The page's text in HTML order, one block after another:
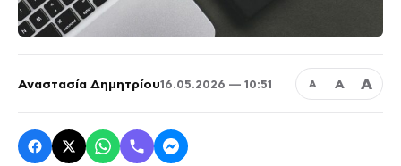
Αναστασία Δημητρίου16.05.2026 — 10:51 Α Α Α